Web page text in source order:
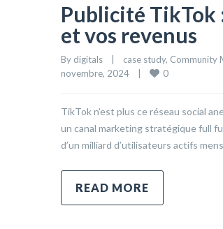
Publicité
et vos revenus
By digitals case study, Community
novembre, 2024
0
TikTok n’est plus ce réseau social
un canal marketing stratégique full
d’un milliard d’utilisateurs actifs
READ MORE